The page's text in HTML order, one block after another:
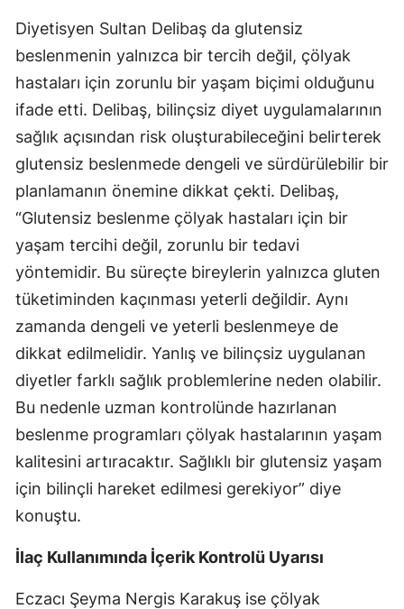
Diyetisyen Sultan Delibaş da glutensiz
beslenmenin yalnızca bir tercih değil, çölyak
hastaları için zorunlu bir yaşam biçimi olduğunu
ifade etti. Delibaş, bilinçsiz diyet uygulamalarının
sağlık açısından risk oluşturabileceğini belirterek
glutensiz beslenmede dengeli ve sürdürülebilir bir
planlamanın önemine dikkat çekti. Delibaş,
“Glutensiz beslenme çölyak hastaları için bir
yaşam tercihi değil, zorunlu bir tedavi
yöntemidir. Bu süreçte bireylerin yalnızca gluten
tüketiminden kaçınması yeterli değildir. Aynı
zamanda dengeli ve yeterli beslenmeye de
dikkat edilmelidir. Yanlış ve bilinçsiz uygulanan
diyetler farklı sağlık problemlerine neden olabilir.
Bu nedenle uzman kontrolünde hazırlanan
beslenme programları çölyak hastalarının yaşam
kalitesini artıracaktır. Sağlıklı bir glutensiz yaşam
için bilinçli hareket edilmesi gerekiyor” diye
konuştu.
İlaç Kullanımında İçerik Kontrolü Uyarısı
Eczacı Şeyma Nergis Karakuş ise çölyak